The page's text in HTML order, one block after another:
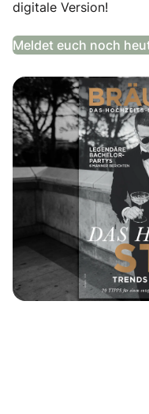
digitale Version!
Meldet euch noch